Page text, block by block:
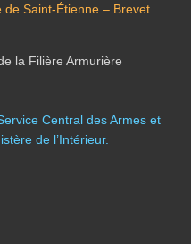
de Saint-Étienne – Brevet
la Filière Armurière
Central des Armes et
de l’Intérieur.